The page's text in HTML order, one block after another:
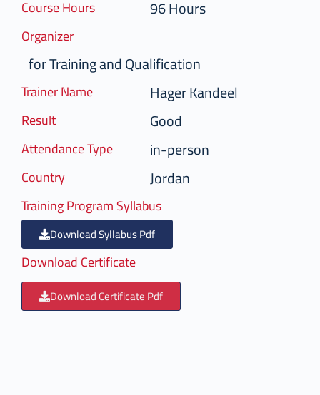
Course Hours 96 Hours
Organizer
for Training and Qualification
Trainer Name Hager Kandeel
Result Good
Attendance Type in-person
Country Jordan
Training Program Syllabus
Download Syllabus Pdf
Download Certificate
Download Certificate Pdf